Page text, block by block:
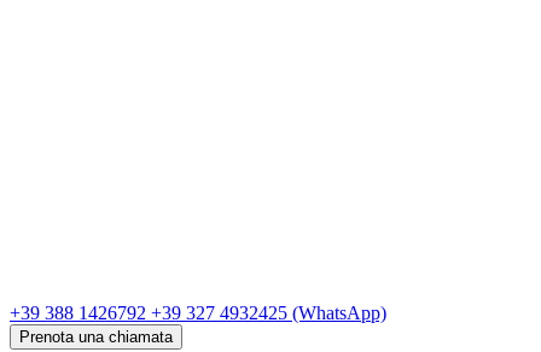
+39 388 1426792 +39 327 4932425 (WhatsApp)
Prenota una chiamata